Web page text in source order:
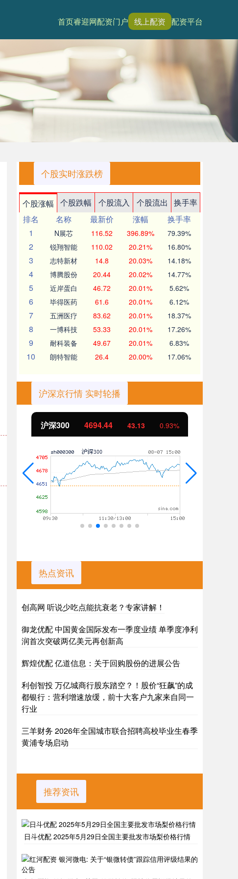
首页睿迎网配资门户 线上配资 配资平台
个股实时涨跌榜
个股涨幅 个股跌幅 个股流入 个股流出
换手率
排名
名称 最新价 涨幅
换手率
1
N展芯 116.52 396.89% 79.39%
2 锐翔智能 110.02 20.21% 16.80%
3 志特新材 14.8 20.03% 14.18%
4 博腾股份 20.44 20.02% 14.77%
5 近岸蛋白 46.72 20.01% 5.62%
6 毕得医药 61.6 20.01% 6.12%
7 五洲医疗 83.62 20.01% 18.37%
8 一博科技 53.33 20.01% 17.26%
9 耐科装备 49.67 20.01% 6.83%
10 朗特智能 26.4 20.00% 17.06%
沪深京行情 实时轮播
北证50 1134.24 11.37 1.01%
热点资讯
创高网 听说少吃点能抗衰老？专家讲解！
御龙优配 中国黄金国际发布一季度业绩 单季度净利
润首次突破两亿美元再创新高
辉煌优配 亿道信息：关于回购股份的进展公告
利创智投 万亿城商行股东踏空？！股价“狂飙”的成
都银行：营利增速放缓，前十大客户九家来自同一
行业
三羊财务 2026年全国城市联合招聘高校毕业生春季
黄浦专场启动
推荐资讯
日斗优配 2025年5月29日全国主要批发市场梨价格行情